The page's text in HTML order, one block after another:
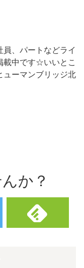
、パートなどライ
載中です☆いいとこ
ューマンブリッジ北
か？